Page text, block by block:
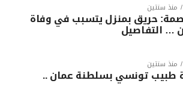
منذ سنتين
حريق بمنزل يتسبب في وفاة
… التفاصيل
منذ سنتين
طبيب تونسي بسلطنة عمان ..